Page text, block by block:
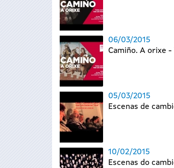
06/03/2015
Camiño. A orixe
05/03/2015
Escenas de
10/02/2015
Escenas do